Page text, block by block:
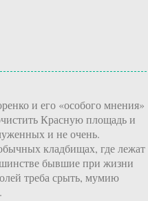
и его «особого мнения»
Красную площадь и
и не очень.
кладбищах, где лежат
бывшие при жизни
треба срыть, мумию